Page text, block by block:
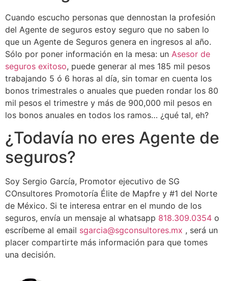
Cuando escucho personas que dennostan la profesión
del Agente de seguros estoy seguro que no saben lo
que un Agente de Seguros genera en ingresos al año.
Sólo por poner información en la mesa: un Asesor de
seguros exitoso, puede generar al mes 185 mil pesos
trabajando 5 ó 6 horas al día, sin tomar en cuenta los
bonos trimestrales o anuales que pueden rondar los 80
mil pesos el trimestre y más de 900,000 mil pesos en
los bonos anuales en todos los ramos… ¿qué tal, eh?
¿Todavía no eres Agente de
seguros?
Soy Sergio García, Promotor ejecutivo de SG
COnsultores Promotoría Élite de Mapfre y #1 del Norte
de México. Si te interesa entrar en el mundo de los
seguros, envía un mensaje al whatsapp 818.309.0354 o
escríbeme al email sgarcia@sgconsultores.mx , será un
placer compartirte más información para que tomes
una decisión.